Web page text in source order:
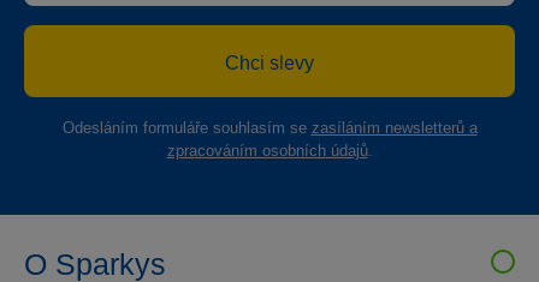
Chci slevy
Odesláním formuláře souhlasím se zasíláním newsletterů a
zpracováním osobních údajů.
O Sparkys